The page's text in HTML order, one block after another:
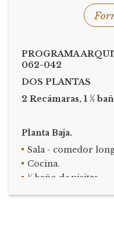
PROGRAMA
062-042
DOS PLANTAS
2 Recámaras, 1 ½
Planta Baja.
Sala - comedor
Cocina.
½ baño de visitas.